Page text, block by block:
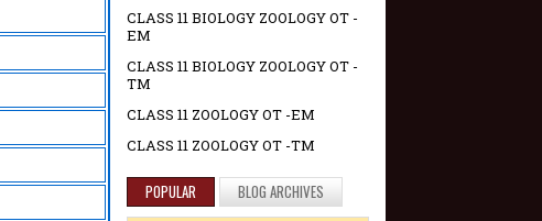
CLASS 11 BIOLOGY ZOOLOGY OT -
EM
CLASS 11 BIOLOGY ZOOLOGY OT -
TM
CLASS 11 ZOOLOGY OT -EM
CLASS 11 ZOOLOGY OT -TM
POPULAR BLOG ARCHIVES